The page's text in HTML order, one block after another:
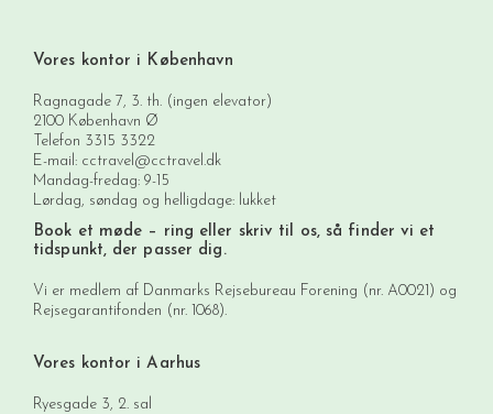
Vores kontor i København
Ragnagade 7, 3. th. (ingen elevator)
2100 København Ø
Telefon 3315 3322
E-mail: cctravel@cctravel.dk
Mandag-fredag: 9-15
Lørdag, søndag og helligdage: lukket
Book et møde – ring eller skriv til os, så finder vi et
tidspunkt, der passer dig.
Vi er medlem af Danmarks Rejsebureau Forening (nr. A0021) og
Rejsegarantifonden (nr. 1068).
Vores kontor i Aarhus
Ryesgade 3, 2. sal